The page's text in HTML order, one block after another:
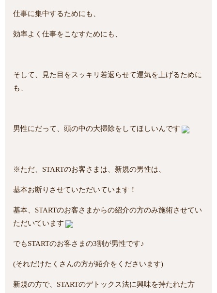
仕事に集中するためにも、
効率よく仕事をこなすためにも、
そして、見た目をスッキリ若返らせて運気を上げるために
も、
男性にだって、頭の中の大掃除をしてほしいんです
※ただ、STARTのお客さまは、新規の男性は、
基本お断りさせていただいています！
基本、STARTのお客さまからの紹介の方のみ施術させてい
ただいています
でもSTARTのお客さまの3割が男性です♪
(それだけたくさんの方が紹介をくださいます)
新規の方で、STARTのデトックス法に興味を持たれた方